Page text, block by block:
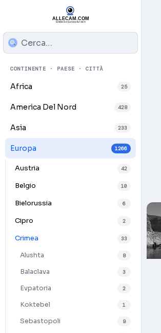
CONTINENTE · PAESE · CITTÀ
Africa 25
America Del Nord 428
Asia 233
Europa 1266
Austria 42
Belgio 10
Bielorussia 6
Cipro 2
Crimea 33
Alushta 8
Balaclava 3
Evpatoria 2
Koktebel 1
Sebastopoli 9